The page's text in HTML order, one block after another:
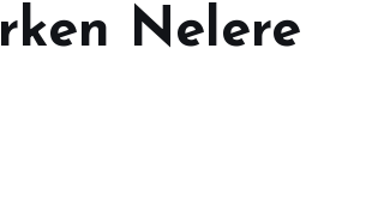
Nelere